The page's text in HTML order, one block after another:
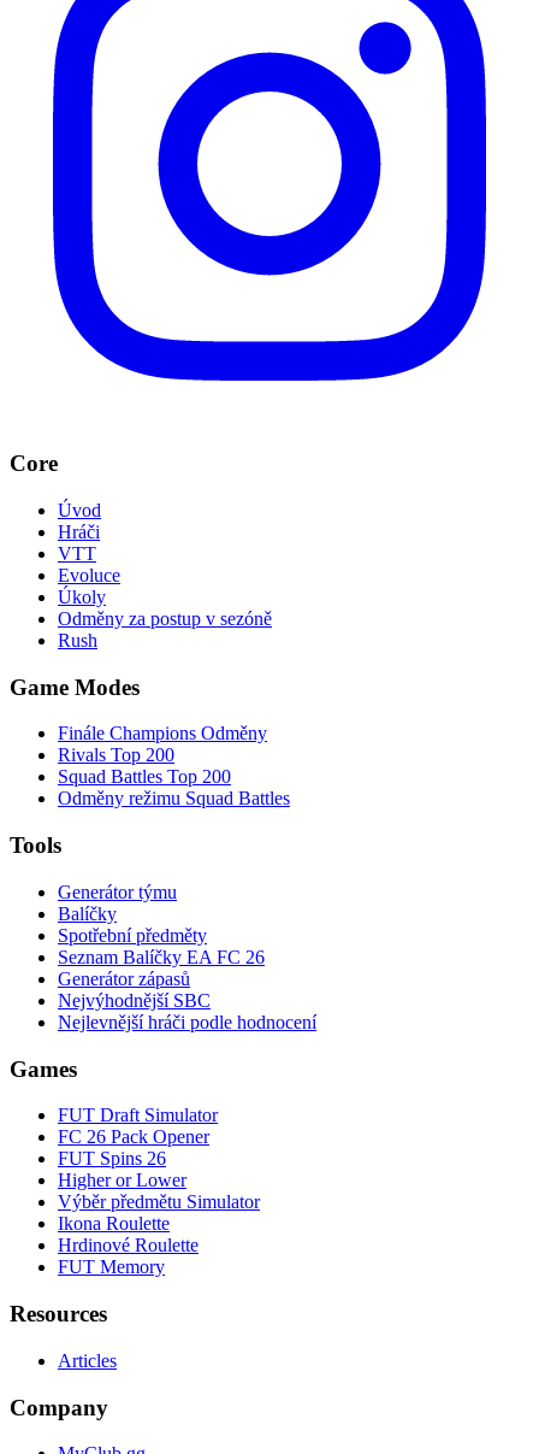
Core
Úvod
Hráči
VTT
Evoluce
Úkoly
Odměny za postup v sezóně
Rush
Game Modes
Finále Champions Odměny
Rivals Top 200
Squad Battles Top 200
Odměny režimu Squad Battles
Tools
Generátor týmu
Balíčky
Spotřební předměty
Seznam Balíčky EA FC 26
Generátor zápasů
Nejvýhodnější SBC
Nejlevnější hráči podle hodnocení
Games
FUT Draft Simulator
FC 26 Pack Opener
FUT Spins 26
Higher or Lower
Výběr předmětu Simulator
Ikona Roulette
Hrdinové Roulette
FUT Memory
Resources
Articles
Company